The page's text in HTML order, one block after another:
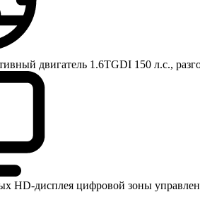
двигатель 1.6TGDI 150 л.с.,
HD-дисплея цифровой зоны